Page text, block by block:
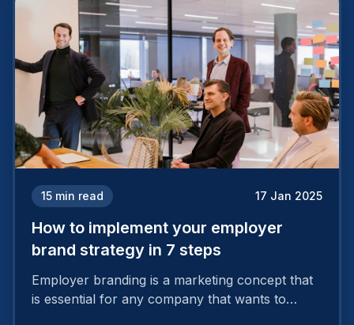
15 min read 17 Jan 2025
How to implement your employer
brand strategy in 7 steps
Employer branding is a marketing concept that
is essential for any company that wants to